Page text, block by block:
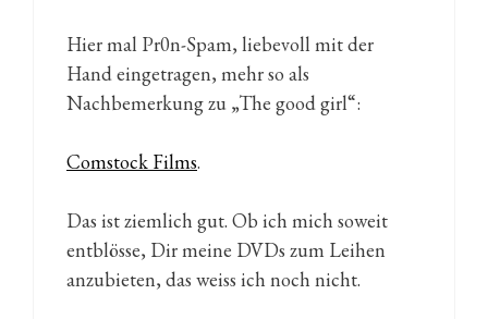
Hier mal Pr0n-Spam, liebevoll mit der
Hand eingetragen, mehr so als
Nachbemerkung zu „The good girl“:
Comstock Films.
Das ist ziemlich gut. Ob ich mich soweit
entblösse, Dir meine DVDs zum Leihen
anzubieten, das weiss ich noch nicht.